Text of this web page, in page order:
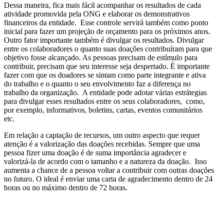
Dessa maneira, fica mais fácil acompanhar os resultados de cada
atividade promovida pela ONG e elaborar os demonstrativos
financeiros da entidade. Esse controle servirá também como ponto
inicial para fazer um projeção de orçamento para os próximos anos.
Outro fator importante também é divulgar os resultados. Divulgar
entre os colaboradores o quanto suas doações contribuíram para que
objetivo fosse alcançado. As pessoas precisam de estímulo para
contribuir, precisam que seu interesse seja despertado. È importante
fazer com que os doadores se sintam como parte integrante e ativa
do trabalho e o quanto o seu envolvimento faz a diferença no
trabalho da organização. A entidade pode adotar várias estrátegias
para divulgar esses resultados entre os seus colaboradores, como,
por exemplo, informativos, boletins, cartas, eventos comunitários
etc.
Em relação a captação de recursos, um outro aspecto que requer
atenção é a valorização das doações recebidas. Sempre que uma
pessoa fizer uma doação é de suma importância agradecer e
valorizá-la de acordo com o tamanho e a natureza da doação. Isso
aumenta a chance de a pessoa voltar a contribuir com outras doações
no futuro. O ideal é enviar uma carta de agradecimento dentro de 24
horas ou no máximo dentro de 72 horas.